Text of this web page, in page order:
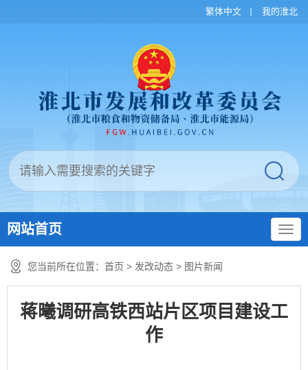
繁体中文 我的淮北
网站首页
您当前所在位置： 首页 > 发改动态 > 图片新闻
蒋曦调研高铁西站片区项目建设工
作